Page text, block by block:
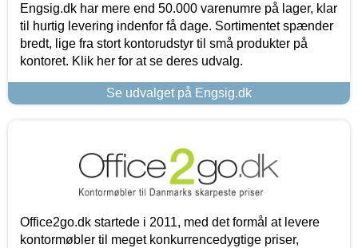
Engsig.dk har mere end 50.000 varenumre på lager, klar
til hurtig levering indenfor få dage. Sortimentet spænder
bredt, lige fra stort kontorudstyr til små produkter på
kontoret. Klik her for at se deres udvalg.
Se udvalget på Engsig.dk
Office2go.dk startede i 2011, med det formål at levere
kontormøbler til meget konkurrencedygtige priser,